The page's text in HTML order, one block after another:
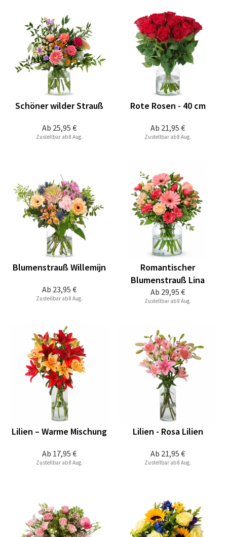
Ab 25,95 €
Schöner wilder Strauß
Zustellbar ab 8 Aug.
Ab 21,95 €
Rote Rosen - 40 cm
Zustellbar ab 8 Aug.
Ab 23,95 €
Blumenstrauß Willemijn
Zustellbar ab 8 Aug.
Ab 29,95 €
Romantischer
Blumenstrauß Lina
Zustellbar ab 8 Aug.
Ab 17,95 €
Lilien – Warme Mischung
Zustellbar ab 8 Aug.
Ab 21,95 €
Lilien - Rosa Lilien
Zustellbar ab 8 Aug.